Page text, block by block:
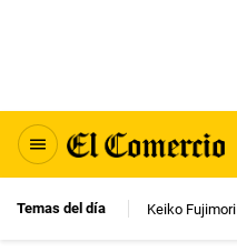
Temas del día Keiko Fujimori